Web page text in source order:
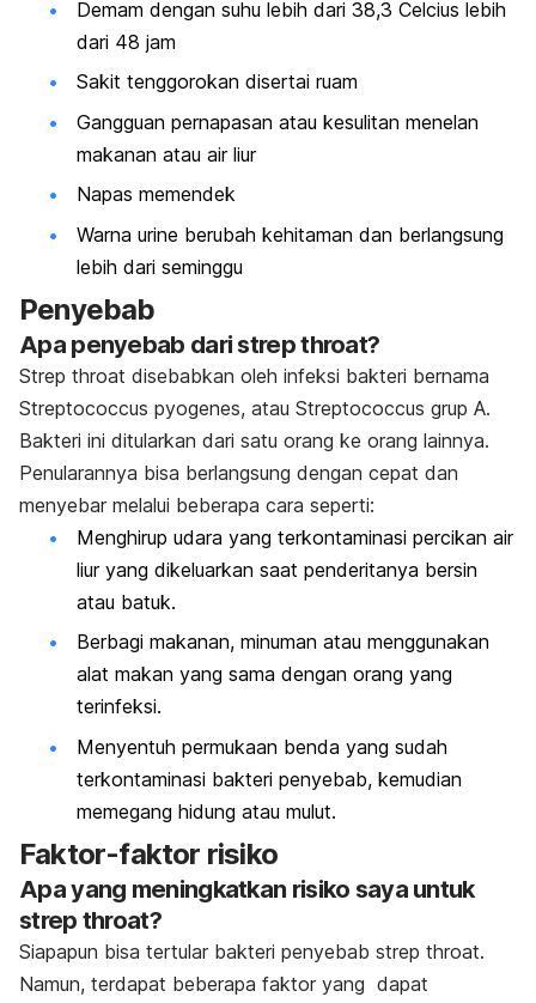
Demam dengan suhu lebih dari 38,3 Celcius lebih
dari 48 jam
Sakit tenggorokan disertai ruam
Gangguan pernapasan atau kesulitan menelan
makanan atau air liur
Napas memendek
Warna urine berubah kehitaman dan berlangsung
lebih dari seminggu
Penyebab
Apa penyebab dari strep throat?
Strep throat disebabkan oleh infeksi bakteri bernama
Streptococcus pyogenes, atau Streptococcus grup A.
Bakteri ini ditularkan dari satu orang ke orang lainnya.
Penularannya bisa berlangsung dengan cepat dan
menyebar melalui beberapa cara seperti:
Menghirup udara yang terkontaminasi percikan air
liur yang dikeluarkan saat penderitanya bersin
atau batuk.
Berbagi makanan, minuman atau menggunakan
alat makan yang sama dengan orang yang
terinfeksi.
Menyentuh permukaan benda yang sudah
terkontaminasi bakteri penyebab, kemudian
memegang hidung atau mulut.
Faktor-faktor risiko
Apa yang meningkatkan risiko saya untuk
strep throat?
Siapapun bisa tertular bakteri penyebab strep throat.
Namun, terdapat beberapa faktor yang dapat